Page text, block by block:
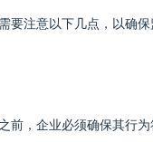
注意以下几点，以确保
，企业必须确保其行